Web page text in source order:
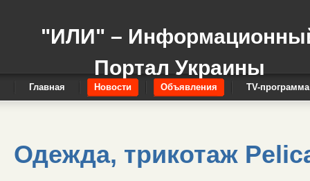
"ИЛИ" –
Портал Украины
Главная Новости Объявления TV-программа
Одежда, трикотаж